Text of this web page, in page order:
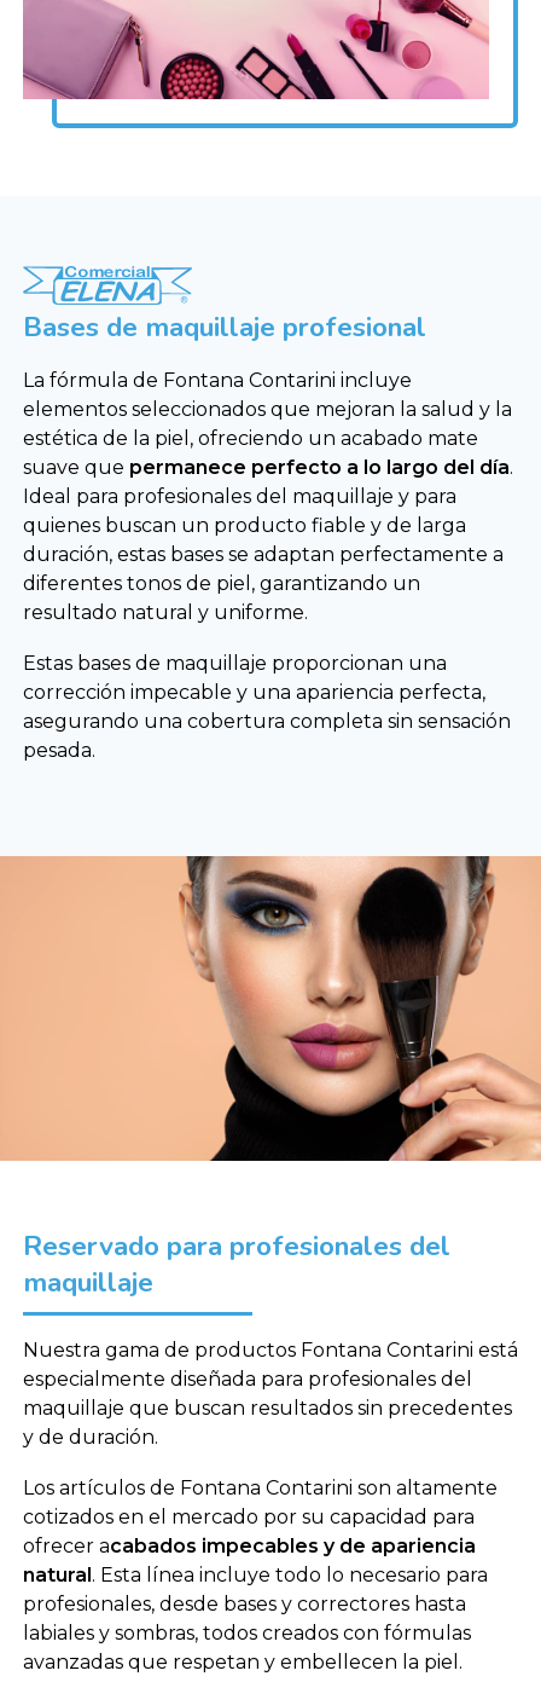
Bases de maquillaje profesional
La fórmula de Fontana Contarini incluye
elementos seleccionados que mejoran la salud y la
estética de la piel, ofreciendo un acabado mate
suave que permanece perfecto a lo largo del día.
Ideal para profesionales del maquillaje y para
quienes buscan un producto fiable y de larga
duración, estas bases se adaptan perfectamente a
diferentes tonos de piel, garantizando un
resultado natural y uniforme.
Estas bases de maquillaje proporcionan una
corrección impecable y una apariencia perfecta,
asegurando una cobertura completa sin sensación
pesada.
Reservado para profesionales del
maquillaje
Nuestra gama de productos Fontana Contarini está
especialmente diseñada para profesionales del
maquillaje que buscan resultados sin precedentes
y de duración.
Los artículos de Fontana Contarini son altamente
cotizados en el mercado por su capacidad para
ofrecer acabados impecables y de apariencia
natural . Esta línea incluye todo lo necesario para
profesionales, desde bases y correctores hasta
labiales y sombras, todos creados con fórmulas
avanzadas que respetan y embellecen la piel.